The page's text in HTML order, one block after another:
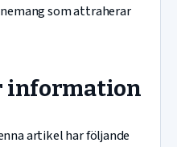
som attraherar
information
artikel har följande